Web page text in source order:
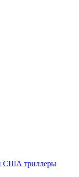
США триллеры